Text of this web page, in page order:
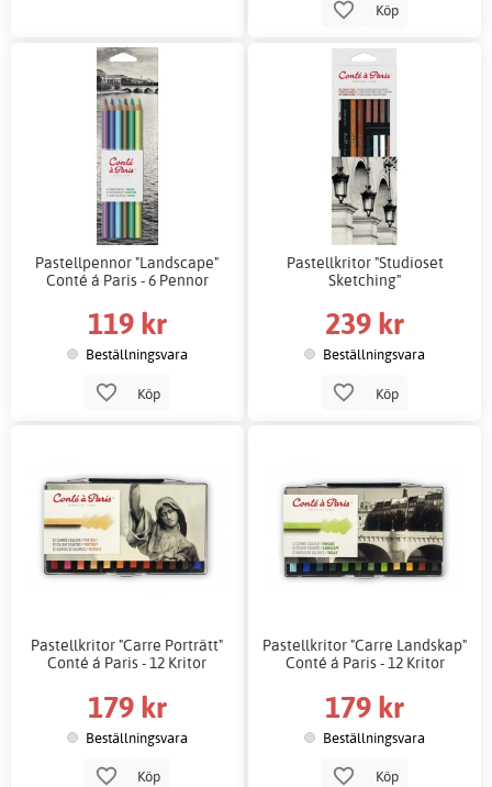
Köp
Pastellpennor "Landscape"
Conté á Paris - 6 Pennor
119 kr
Beställningsvara
Köp
Pastellkritor "Studioset
Sketching"
239 kr
Beställningsvara
Köp
Pastellkritor "Carre Porträtt"
Conté á Paris - 12 Kritor
179 kr
Beställningsvara
Köp
Pastellkritor "Carre Landskap"
Conté á Paris - 12 Kritor
179 kr
Beställningsvara
Köp